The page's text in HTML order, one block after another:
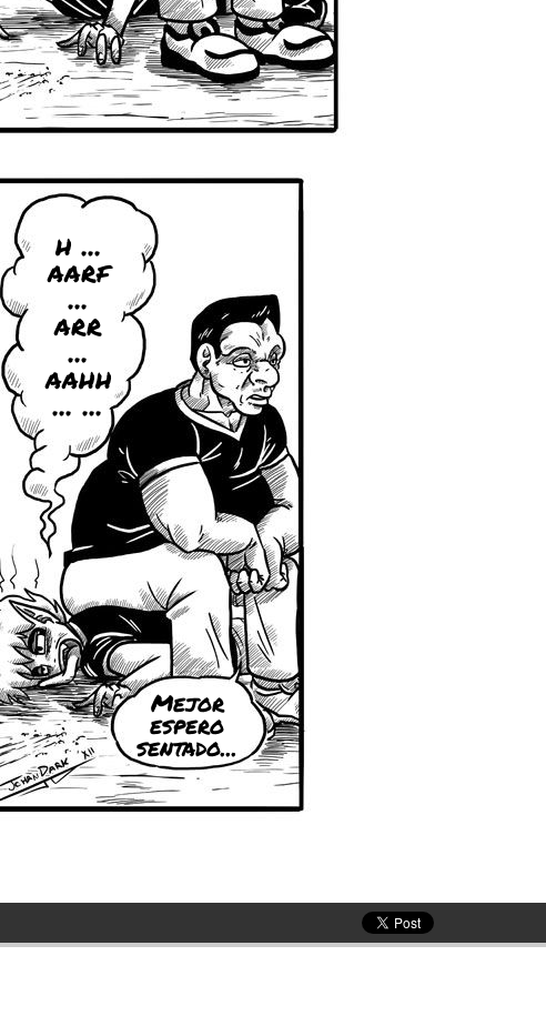
h ...
aarf
...
arr
...
aahh
... ...
Mejor
espero
sentado...